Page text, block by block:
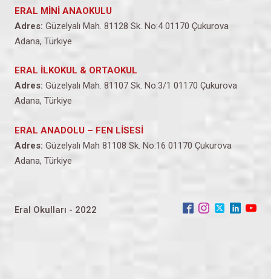
ERAL MİNİ ANAOKULU
Adres: Güzelyalı Mah. 81128 Sk. No:4 01170 Çukurova
Adana, Türkiye
ERAL İLKOKUL & ORTAOKUL
Adres: Güzelyalı Mah. 81107 Sk. No:3/1 01170 Çukurova
Adana, Türkiye
ERAL ANADOLU – FEN LİSESİ
Adres: Güzelyalı Mah 81108 Sk. No:16 01170 Çukurova
Adana, Türkiye
Eral Okulları - 2022